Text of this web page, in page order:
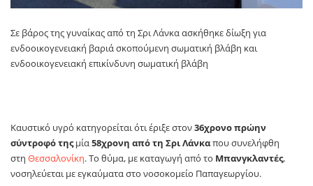
Σε βάρος της γυναίκας από τη Σρι Λάνκα ασκήθηκε δίωξη για
ενδοοικογενειακή βαριά σκοπούμενη σωματική βλάβη και
ενδοοικογενειακή επικίνδυνη σωματική βλάβη
Καυστικό υγρό κατηγορείται ότι έριξε στον36χρονο πρώην
σύντροφό τηςμία58χρονη από τη Σρι Λάνκαπου συνελήφθη
στη Θεσσαλονίκη. Το θύμα, με καταγωγή από το Μπανγκλαντές,
νοσηλεύεται με εγκαύματα στο νοσοκομείο Παπαγεωργίου.